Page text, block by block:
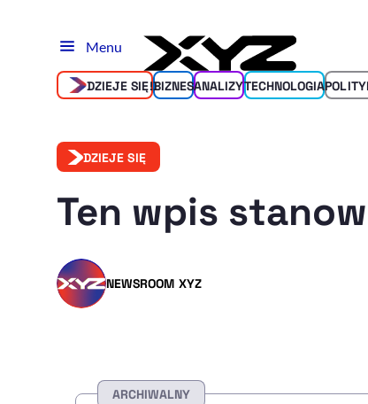
Menu
DZIEJE SIĘ!BIZNESANALIZYTECHNOLOGIA
DZIEJE SIĘ
Ten wpis
NEWSROOM XYZ
ARCHIWALNY